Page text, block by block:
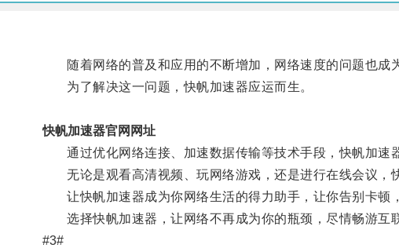
随着网络的普及和应用的不断增加，网络速度的问题也成
为了解决这一问题，快帆加速器应运而生。
快帆加速器官网网址
通过优化网络连接、加速数据传输等技术手段，快帆加速
无论是观看高清视频、玩网络游戏，还是进行在线会议，
让快帆加速器成为你网络生活的得力助手，让你告别卡顿
选择快帆加速器，让网络不再成为你的瓶颈，尽情畅游互联
#3#